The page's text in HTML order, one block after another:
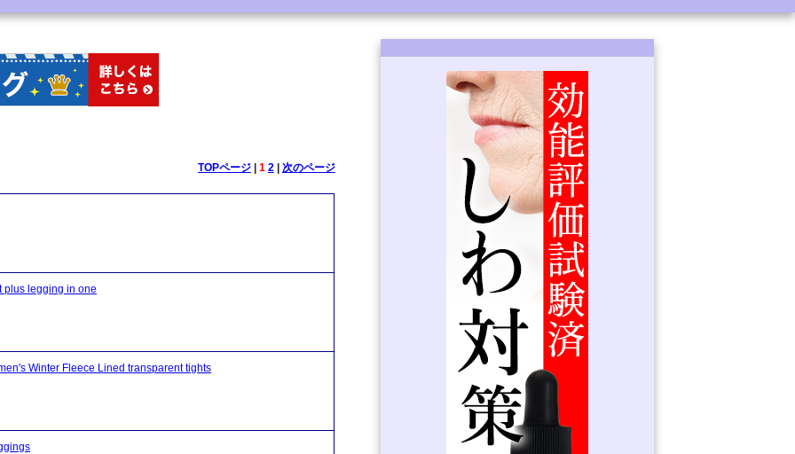
TOPページ| 1 2| 次のページ
plus legging in one
Winter Fleece Lined transparent tights